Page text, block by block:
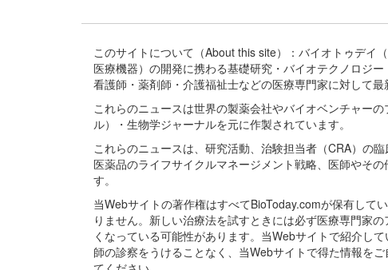
このサイトについて（About this site）：バイオトゥデイ
医療機器）の開発に携わる基礎研究・バイオテクノロジ
看護師・薬剤師・介護福祉士などの医療専門家に対して
これらのニュースは世界の製薬会社やバイオベンチャー
ル）・生物学ジャーナルを元に作製されています。
これらのニュースは、研究活動、治験担当者（CRA）の
医薬品のライフサイクルマネージメント戦略、医師やそ
す。
当Webサイトの著作権はすべてBioToday.comが保有して
りません。新しい治療法を試すときには必ず医療専門家
くなっている可能性があります。当Webサイトで紹介し
師の診察をうけることなく、当Webサイトで得た情報を